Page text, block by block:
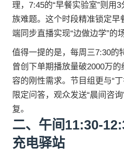
理，7:45的“早餐实验室”则用
族难题。这个时段精准锁定早
端同步直播实现“边做边学”的
值得一提的是，每周三7:30的
曾创下单期播放量破2000万
容的刚性需求。节目组更与“
限定问答，观众发送“晨间咨
复。
二、午间11:30-
充电驿站